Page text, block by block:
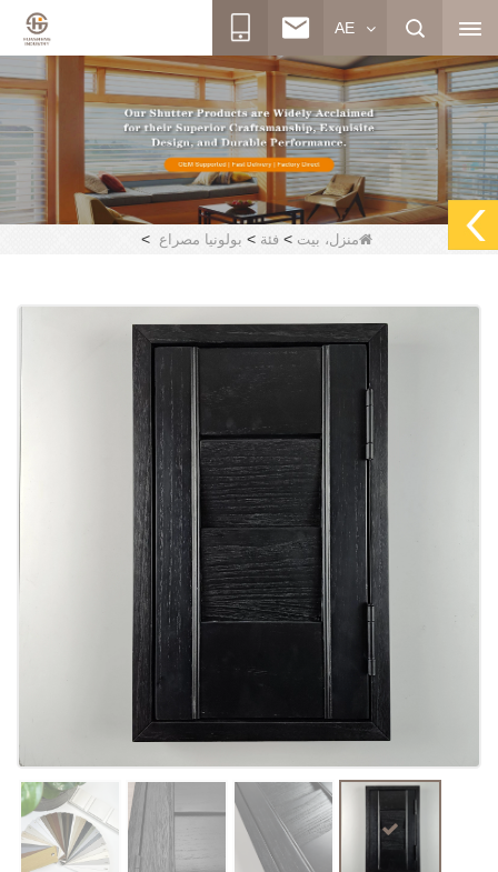
AE
منزل، بيت > فئة > بولونيا مصراع >